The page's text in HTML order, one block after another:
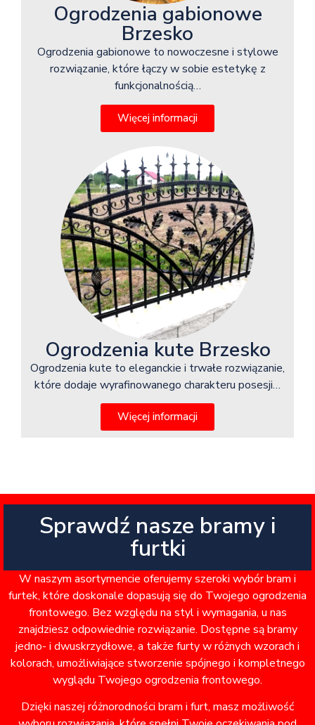
Ogrodzenia gabionowe
Brzesko
Ogrodzenia gabionowe to nowoczesne i stylowe
rozwiązanie, które łączy w sobie estetykę z
funkcjonalnością…
Więcej informacji
Ogrodzenia kute Brzesko
Ogrodzenia kute to eleganckie i trwałe rozwiązanie,
które dodaje wyrafinowanego charakteru posesji…
Więcej informacji
Sprawdź nasze bramy i
furtki
W naszym asortymencie oferujemy szeroki wybór bram i
furtek, które doskonale dopasują się do Twojego ogrodzenia
frontowego. Bez względu na styl i wymagania, u nas
znajdziesz odpowiednie rozwiązanie. Dostępne są bramy
jedno- i dwuskrzydłowe, a także furty w różnych wzorach i
kolorach, umożliwiające stworzenie spójnego i kompletnego
wyglądu Twojego ogrodzenia frontowego.
Dzięki naszej różnorodności bram i furt, masz możliwość